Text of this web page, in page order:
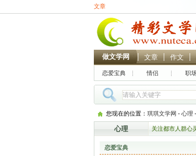
文章
做文学网 文章 作文
恋爱宝典 情侣 职场
您现在的位置： 琪琪文学网 - 心理
心理 关注都市人群心
恋爱宝典